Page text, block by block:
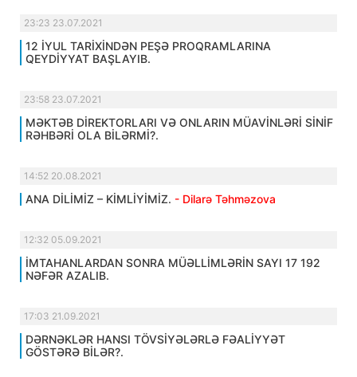
23:23 23.07.2021
12 İYUL TARİXİNDƏN PEŞƏ PROQRAMLARINA
QEYDİYYAT BAŞLAYIB.
23:58 23.07.2021
MƏKTƏB DİREKTORLARI VƏ ONLARIN MÜAVİNLƏRİ SİNİF
RƏHBƏRİ OLA BİLƏRMİ?.
14:52 20.08.2021
ANA DİLİMİZ – KİMLİYİMİZ. - Dilarə Təhməzova
12:32 05.09.2021
İMTAHANLARDAN SONRA MÜƏLLİMLƏRİN SAYI 17 192
NƏFƏR AZALIB.
17:03 21.09.2021
DƏRNƏKLƏR HANSI TÖVSİYƏLƏRLƏ FƏALİYYƏT
GÖSTƏRƏ BİLƏR?.